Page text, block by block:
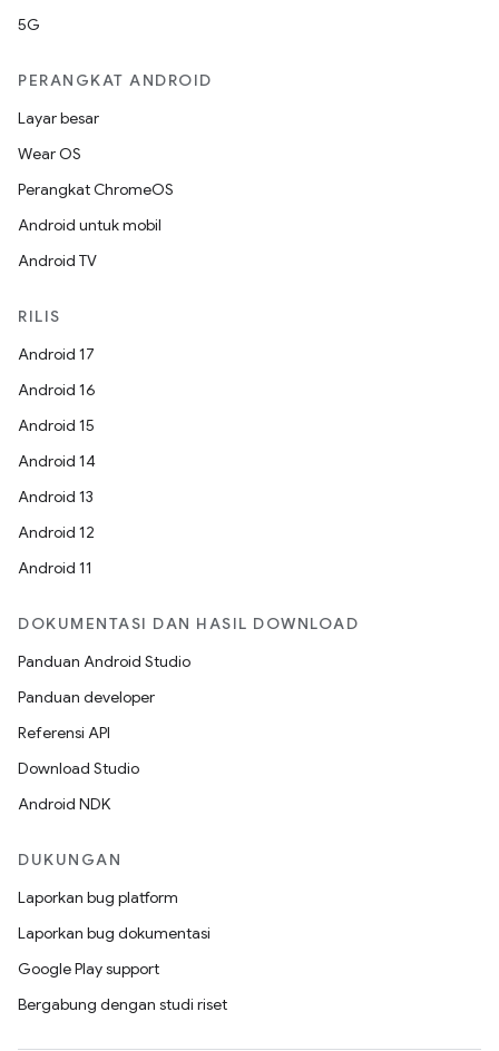
5G
PERANGKAT ANDROID
Layar besar
Wear OS
Perangkat ChromeOS
Android untuk mobil
Android TV
RILIS
Android 17
Android 16
Android 15
Android 14
Android 13
Android 12
Android 11
DOKUMENTASI DAN HASIL DOWNLOAD
Panduan Android Studio
Panduan developer
Referensi API
Download Studio
Android NDK
DUKUNGAN
Laporkan bug platform
Laporkan bug dokumentasi
Google Play support
Bergabung dengan studi riset